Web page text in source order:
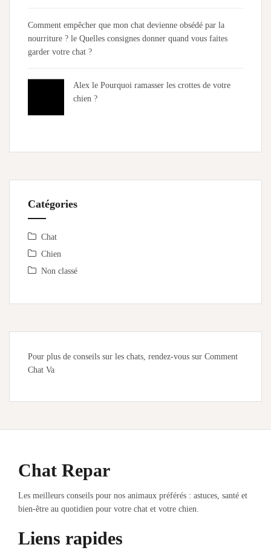
Comment empêcher que mon chat devienne obsédé par la
nourriture ? le Quelles consignes donner quand vous faites
garder votre chat ?
Alex le Pourquoi ramasser les crottes de votre
chien ?
Catégories
Chat
Chien
Non classé
Pour plus de conseils sur les chats, rendez-vous sur Comment
Chat Va
Chat Repar
Les meilleurs conseils pour nos animaux préférés : astuces, santé et
bien-être au quotidien pour votre chat et votre chien.
Liens rapides